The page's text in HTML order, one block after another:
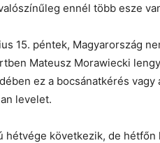
ennél több esze
15. péntek, Magyarország
Mateusz Morawiecki
ez a bocsánatkérés
levelet.
hétvége következik, de